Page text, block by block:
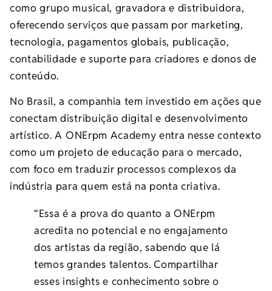
como grupo musical, gravadora e distribuidora,
oferecendo serviços que passam por marketing,
tecnologia, pagamentos globais, publicação,
contabilidade e suporte para criadores e donos de
conteúdo.
No Brasil, a companhia tem investido em ações que
conectam distribuição digital e desenvolvimento
artístico. A ONErpm Academy entra nesse contexto
como um projeto de educação para o mercado,
com foco em traduzir processos complexos da
indústria para quem está na ponta criativa.
“Essa é a prova do quanto a ONErpm
acredita no potencial e no engajamento
dos artistas da região, sabendo que lá
temos grandes talentos. Compartilhar
esses insights e conhecimento sobre o